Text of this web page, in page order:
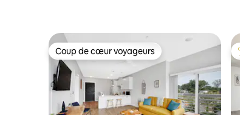
Coup de cœur voyageurs
Coup de cœur voyageurs